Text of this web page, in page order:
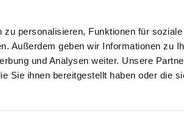
personalisieren, Funktionen für
Außerdem geben wir Informationen zu
und Analysen weiter. Unsere
Sie ihnen bereitgestellt haben oder die
15 von 15 Treffer
Volvo ist der XC60. Er ist etwas